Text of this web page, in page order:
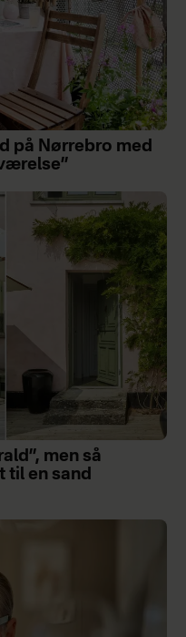
på Nørrebro med
men så
en sand